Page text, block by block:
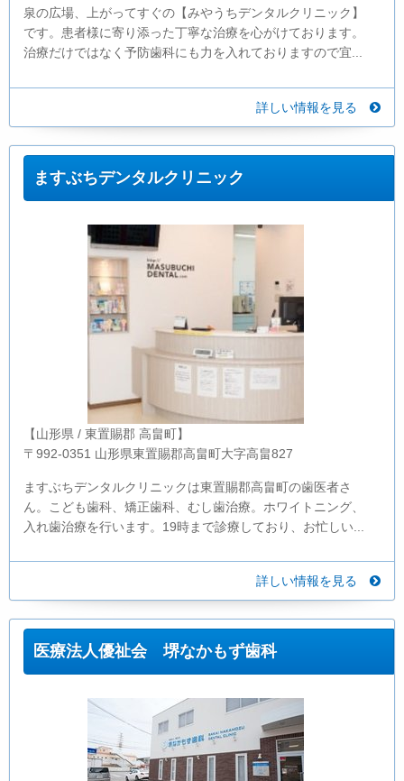
泉の広場、上がってすぐの【みやうちデンタルクリニック】
です。患者様に寄り添った丁寧な治療を心がけております。
治療だけではなく予防歯科にも力を入れておりますので宜...
詳しい情報を見る
ますぶちデンタルクリニック
【山形県 / 東置賜郡 高畠町】
〒992-0351 山形県東置賜郡高畠町大字高畠827
ますぶちデンタルクリニックは東置賜郡高畠町の歯医者さ
ん。こども歯科、矯正歯科、むし歯治療。ホワイトニング、
入れ歯治療を行います。19時まで診療しており、お忙しい...
詳しい情報を見る
医療法人優祉会 堺なかもず歯科